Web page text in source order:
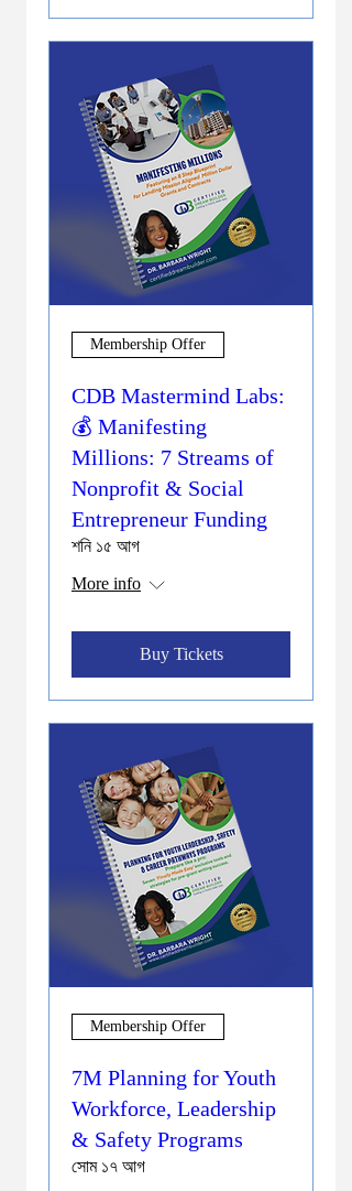
Membership Offer
CDB Mastermind Labs:
💰 Manifesting
Millions: 7 Streams of
Nonprofit & Social
Entrepreneur Funding
শনি ১৫ আগ
More info
Buy Tickets
Membership Offer
7M Planning for Youth
Workforce, Leadership
& Safety Programs
সোম ১৭ আগ